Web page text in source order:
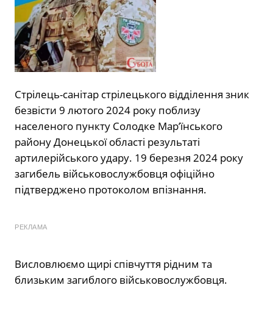
Стрілець-санітар стрілецького відділення зник
безвісти 9 лютого 2024 року поблизу
населеного пункту Солодке Мар’їнського
району Донецької області результаті
артилерійського удару. 19 березня 2024 року
загибель військовослужбовця офіційно
підтверджено протоколом впізнання.
РЕКЛАМА
Висловлюємо щирі співчуття рідним та
близьким загиблого військовослужбовця.